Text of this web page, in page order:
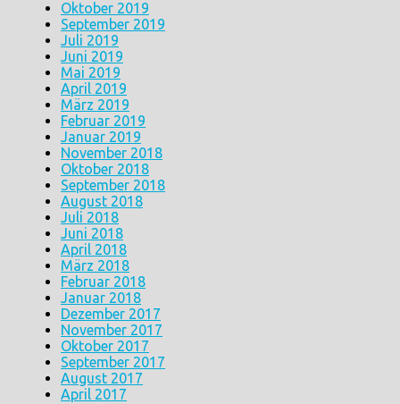
Oktober 2019
September 2019
Juli 2019
Juni 2019
Mai 2019
April 2019
März 2019
Februar 2019
Januar 2019
November 2018
Oktober 2018
September 2018
August 2018
Juli 2018
Juni 2018
April 2018
März 2018
Februar 2018
Januar 2018
Dezember 2017
November 2017
Oktober 2017
September 2017
August 2017
April 2017